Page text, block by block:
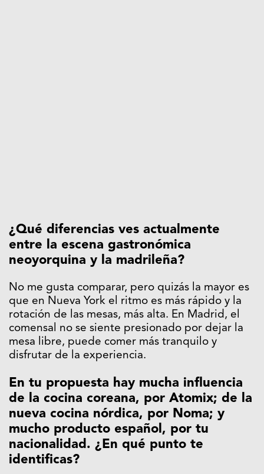
¿Qué diferencias ves actualmente
entre la escena gastronómica
neoyorquina y la madrileña?
No me gusta comparar, pero quizás la mayor es
que en Nueva York el ritmo es más rápido y la
rotación de las mesas, más alta. En Madrid, el
comensal no se siente presionado por dejar la
mesa libre, puede comer más tranquilo y
disfrutar de la experiencia.
En tu propuesta hay mucha influencia
de la cocina coreana, por Atomix; de la
nueva cocina nórdica, por Noma; y
mucho producto español, por tu
nacionalidad. ¿En qué punto te
identificas?